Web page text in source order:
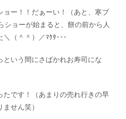
ョー！！だぁーい！（あと、寒ブ
ョーが始まると、餅の前から人
（＾＾）／ﾏｹﾀ･･･
という間にさばかれお寿司にな
たです！（あまりの売れ行きの早
せん笑）